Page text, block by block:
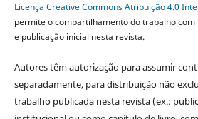
Licença Creative Commons Atribuição 4.0
permite o compartilhamento do trabalho
e publicação inicial nesta revista.
Autores têm autorização para assumir
separadamente, para distribuição não
trabalho publicada nesta revista (ex.: